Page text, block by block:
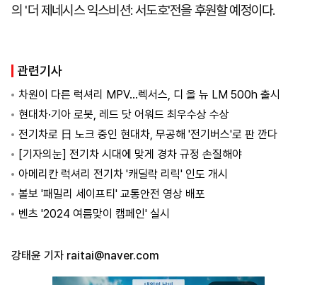
의 '더 제네시스 익스비션: 서도호'전을 후원할 예정이다.
관련기사
차원이 다른 럭셔리 MPV…렉서스, 디 올 뉴 LM 500h 출시
현대차·기아 로봇, 레드 닷 어워드 최우수상 수상
전기차로 日 노크 중인 현대차, 무공해 '전기버스'로 판 깐다
[기자의눈] 전기차 시대에 맞게 경차 규정 손질해야
아메리칸 럭셔리 전기차 '캐딜락 리릭' 인도 개시
볼보 '패밀리 세이프티' 교통안전 영상 배포
벤츠 '2024 여름맞이 캠페인' 실시
강태윤 기자 raitai@naver.com